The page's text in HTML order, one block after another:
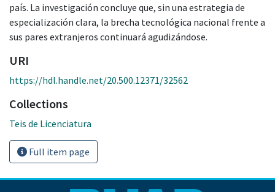
país. La investigación concluye que, sin una estrategia de
especialización clara, la brecha tecnológica nacional frente a
sus pares extranjeros continuará agudizándose.
URI
https://hdl.handle.net/20.500.12371/32562
Collections
Teis de Licenciatura
Full item page